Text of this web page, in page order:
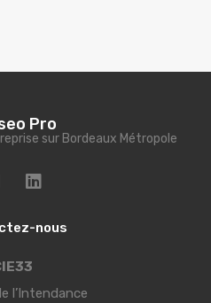
Pro
sur Bordeaux Métropole
nous
l’Intendance